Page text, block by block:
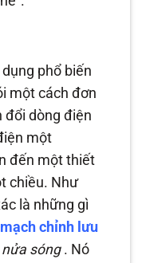
phổ biến
một cách đơn
đổi dòng điện
một
đến một thiết
chiều. Như
là những gì
mạch chỉnh lưu
nửa sóng. Nó